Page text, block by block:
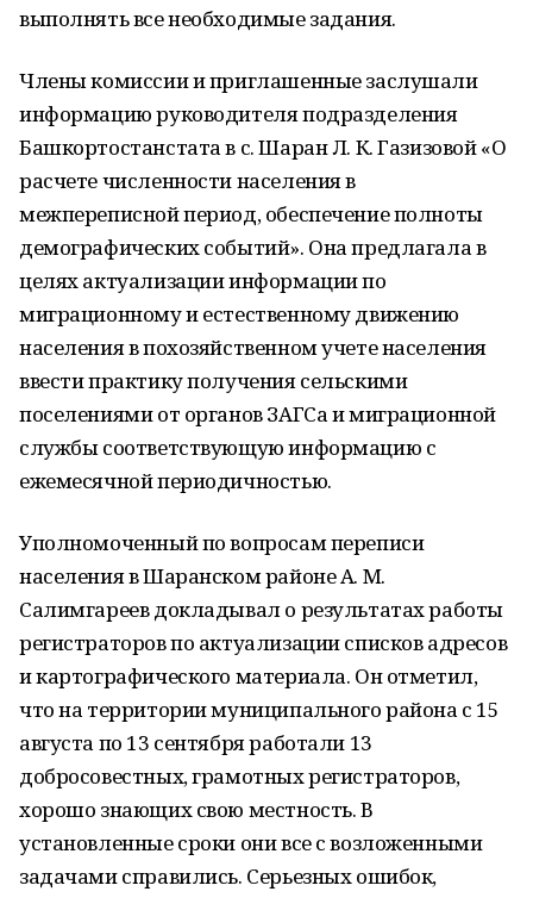
выполнять все необходимые задания.
Члены комиссии и приглашенные заслушали
информацию руководителя подразделения
Башкортостанстата в с. Шаран Л. К. Газизовой «О
расчете численности населения в
межпереписной период, обеспечение полноты
демографических событий». Она предлагала в
целях актуализации информации по
миграционному и естественному движению
населения в похозяйственном учете населения
ввести практику получения сельскими
поселениями от органов ЗАГСа и миграционной
службы соответствующую информацию с
ежемесячной периодичностью.
Уполномоченный по вопросам переписи
населения в Шаранском районе А. М.
Салимгареев докладывал о результатах работы
регистраторов по актуализации списков адресов
и картографического материала. Он отметил,
что на территории муниципального района с 15
августа по 13 сентября работали 13
добросовестных, грамотных регистраторов,
хорошо знающих свою местность. В
установленные сроки они все с возложенными
задачами справились. Серьезных ошибок,